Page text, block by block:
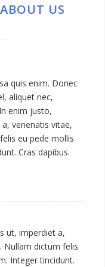
US
quis enim. Donec
aliquet nec,
enim justo,
venenatis vitae,
eu pede mollis
Cras dapibus.
ut, imperdiet a,
Nullam dictum felis
Integer tincidunt.